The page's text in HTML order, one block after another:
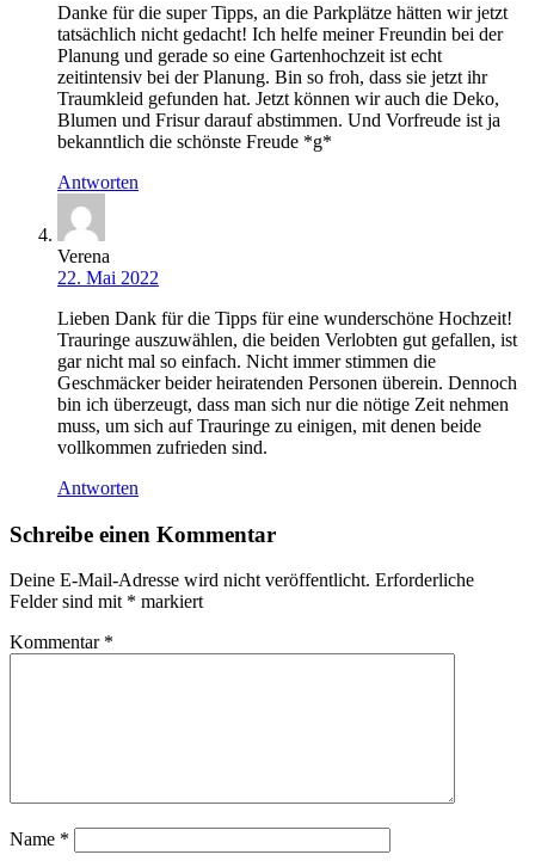
Danke für die super Tipps, an die Parkplätze hätten wir jetzt
tatsächlich nicht gedacht! Ich helfe meiner Freundin bei der
Planung und gerade so eine Gartenhochzeit ist echt
zeitintensiv bei der Planung. Bin so froh, dass sie jetzt ihr
Traumkleid gefunden hat. Jetzt können wir auch die Deko,
Blumen und Frisur darauf abstimmen. Und Vorfreude ist ja
bekanntlich die schönste Freude *g*
Antworten
Verena
22. Mai 2022
Lieben Dank für die Tipps für eine wunderschöne Hochzeit!
Trauringe auszuwählen, die beiden Verlobten gut gefallen, ist
gar nicht mal so einfach. Nicht immer stimmen die
Geschmäcker beider heiratenden Personen überein. Dennoch
bin ich überzeugt, dass man sich nur die nötige Zeit nehmen
muss, um sich auf Trauringe zu einigen, mit denen beide
vollkommen zufrieden sind.
Antworten
Schreibe einen Kommentar
Deine E-Mail-Adresse wird nicht veröffentlicht. Erforderliche
Felder sind mit * markiert
Kommentar *
Name *